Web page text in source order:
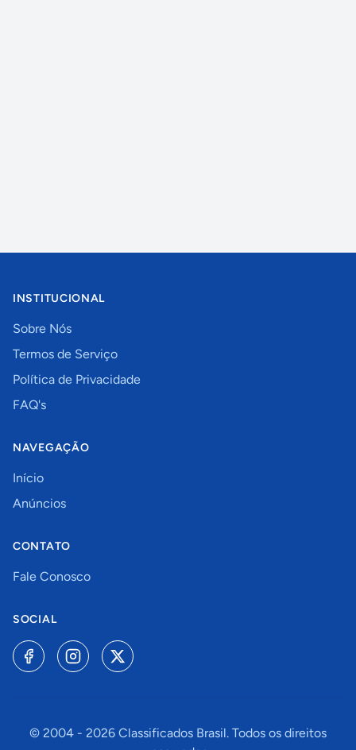
INSTITUCIONAL
Sobre Nós
Termos de Serviço
Política de Privacidade
FAQ's
NAVEGAÇÃO
Início
Anúncios
CONTATO
Fale Conosco
SOCIAL
© 2004 - 2026 Classificados Brasil. Todos os direitos